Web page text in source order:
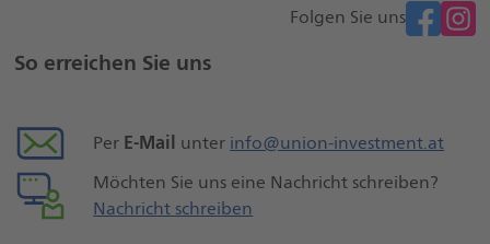
Folgen Sie unsfacebook
So erreichen Sie uns
Per E-Mail unter info@union-investment.at
Möchten Sie uns eine Nachricht schreiben?
Nachricht schreiben